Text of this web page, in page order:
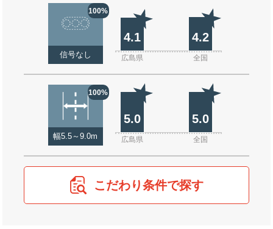
100%
信号なし
4.1 4.2
広島県 全国
100%
幅5.5～9.0m
5.0 5.0
広島県 全国
こだわり条件で探す